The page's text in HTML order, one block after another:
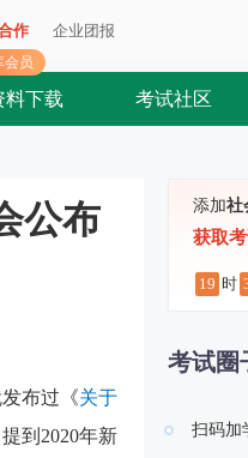
会员
作 企业团报
料下载 考试社区
公布
布过《关于
到2020年新
添加社
获取
19 时
考试圈
扫码加